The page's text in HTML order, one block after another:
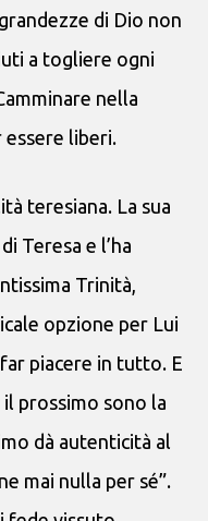
di Dio non
a togliere ogni
nella
liberi.
teresiana. La sua
Teresa e l’ha
Trinità,
opzione per Lui
piacere in tutto. E
prossimo sono la
dà autenticità al
mai nulla per sé”.